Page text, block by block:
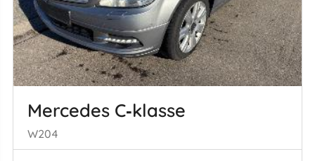
Mercedes C‑klasse
W204